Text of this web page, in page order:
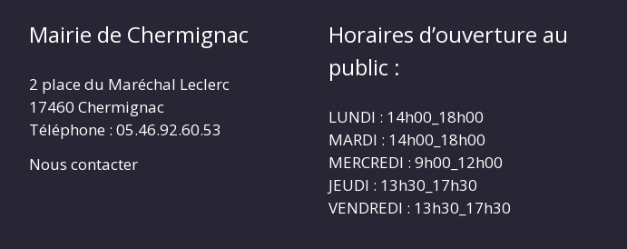
Mairie de Chermignac
2 place du Maréchal Leclerc
17460 Chermignac
Téléphone : 05.46.92.60.53
Nous contacter
Horaires d’ouverture au
public :
LUNDI : 14h00_18h00
MARDI : 14h00_18h00
MERCREDI : 9h00_12h00
JEUDI : 13h30_17h30
VENDREDI : 13h30_17h30